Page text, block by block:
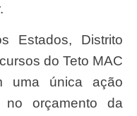
do Teto MAC
uma única ação
no orçamento da